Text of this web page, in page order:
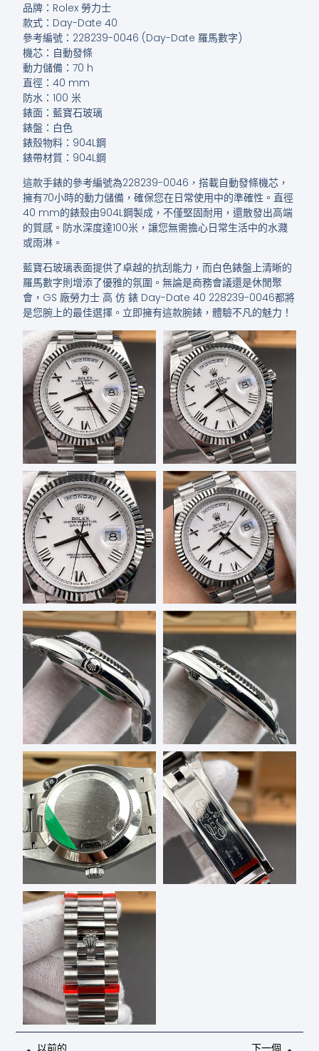
品牌：Rolex 勞力士
款式：Day-Date 40
參考編號：228239-0046 (Day-Date 羅馬數字)
機芯：自動發條
動力儲備：70 h
直徑：40 mm
防水：100 米
錶面：藍寶石玻璃
錶盤：白色
錶殼物料：904L鋼
錶帶材質：904L鋼
這款手錶的參考編號為228239-0046，搭載自動發條機芯，
擁有70小時的動力儲備，確保您在日常使用中的準確性。直徑
40 mm的錶殼由904L鋼製成，不僅堅固耐用，還散發出高端
的質感。防水深度達100米，讓您無需擔心日常生活中的水濺
或雨淋。
藍寶石玻璃表面提供了卓越的抗刮能力，而白色錶盤上清晰的
羅馬數字則增添了優雅的氛圍。無論是商務會議還是休閒聚
會，GS 廠勞力士 高 仿 錶 Day-Date 40 228239-0046都將
是您腕上的最佳選擇。立即擁有這款腕錶，體驗不凡的魅力！
上一頁
以前的 下一個下